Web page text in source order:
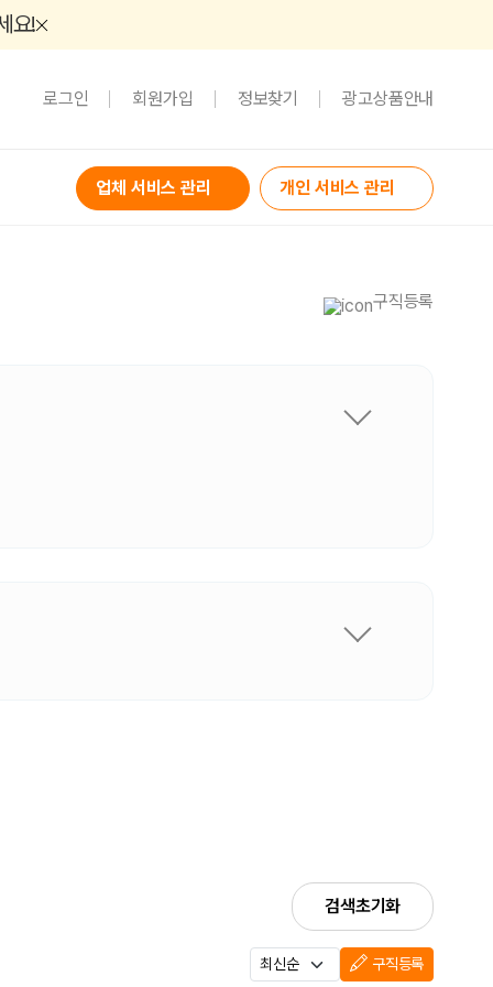
요!
로그인 회원가입 정보찾기 광고상품안내
업체 서비스 관리 개인 서비스 관리
구직등록
검색초기화
구직등록